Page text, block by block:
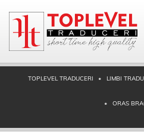
TOPLEVEL TRADUCERI LIMBI
ORAS